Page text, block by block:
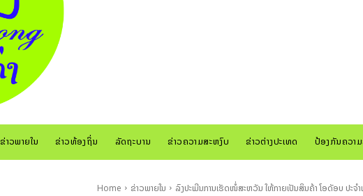
ຂ່າວພາຍໃນ ຂ່າວທ້ອງຖິ່ນ ລັດຖະບານ ຂ່າວຄວາມສະຫງົບ ຂ່າວຕ່າງປະເທດ ປ້ອງກັນຄວາ
Home ຂ່າວພາຍໃນ ລົງປະເມີນການເຮັດໜໍ່ສະຫວັນ ໃຫ້ກາຍເປັນສິນຄ້າ ໂອດັອບ ປະຈຳ